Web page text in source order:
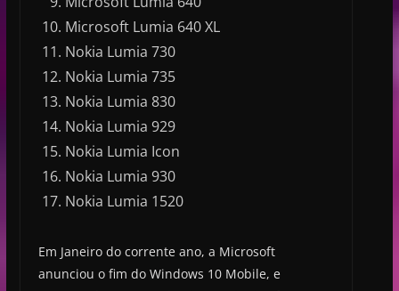
Microsoft Lumia 640 XL
Nokia Lumia 730
Nokia Lumia 735
Nokia Lumia 830
Nokia Lumia 929
Nokia Lumia Icon
Nokia Lumia 930
Nokia Lumia 1520
Em Janeiro do corrente ano, a Microsoft
anunciou o fim do Windows 10 Mobile, e